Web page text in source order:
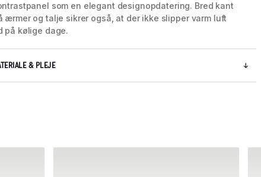
som en elegant designopdatering. Bred kant
ærmer og talje sikrer også, at der ikke slipper varm luft
på kølige dage.
& PLEJE